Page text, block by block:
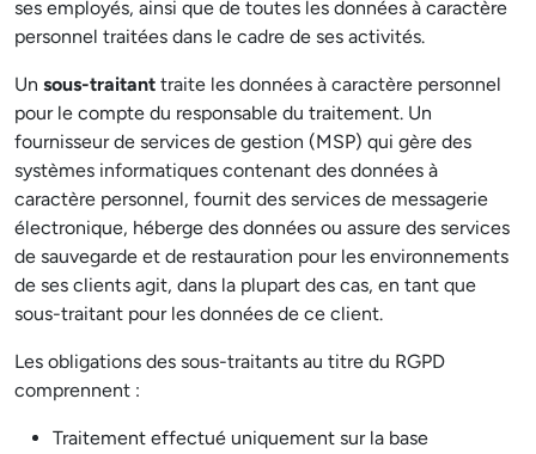
ses employés, ainsi que de toutes les données à caractère
personnel traitées dans le cadre de ses activités.
Un sous-traitant traite les données à caractère personnel
pour le compte du responsable du traitement. Un
fournisseur de services de gestion (MSP) qui gère des
systèmes informatiques contenant des données à
caractère personnel, fournit des services de messagerie
électronique, héberge des données ou assure des services
de sauvegarde et de restauration pour les environnements
de ses clients agit, dans la plupart des cas, en tant que
sous-traitant pour les données de ce client.
Les obligations des sous-traitants au titre du RGPD
comprennent :
Traitement effectué uniquement sur la base